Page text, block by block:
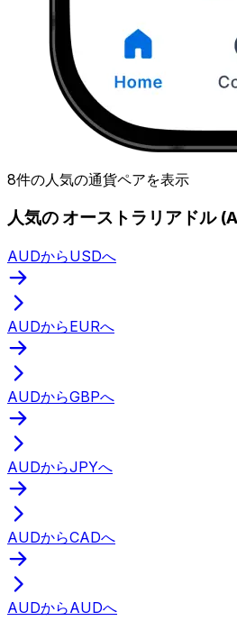
8件の人気の通貨ペアを表示
人気の オーストラリアドル
AUDからUSDへ
AUDからEURへ
AUDからGBPへ
AUDからJPYへ
AUDからCADへ
AUDからAUDへ